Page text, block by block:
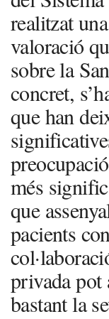
realitzat
valoració
sobre la
concret,
que han
més
que
pacients
privada
bastant la